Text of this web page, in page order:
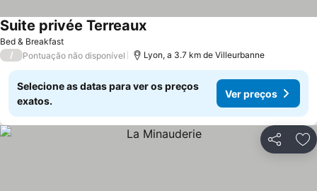
Bed & Breakfast
Suite privée Terreaux
/ Pontuação não disponível Lyon, a 3.7 km de Villeurbanne
Selecione as datas para ver os preços
exatos.
Ver preços
Partilhar